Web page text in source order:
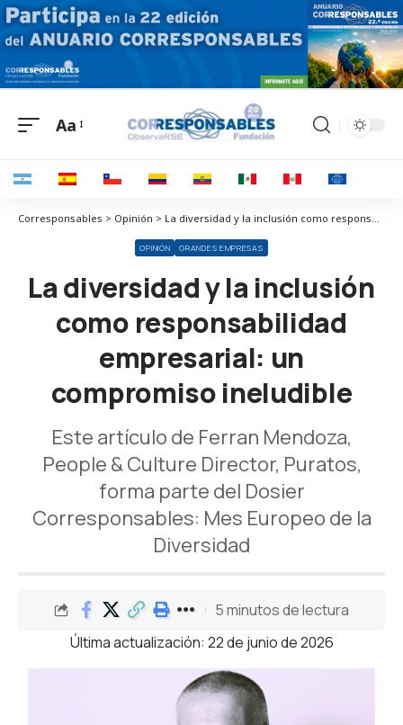
Aa
Corresponsables > Opinión > La diversidad y la inclusión como responsabilidad empresarial: un compromiso ineludible
OPINIÓN GRANDES EMPRESAS
La diversidad y la inclusión
como responsabilidad
empresarial: un
compromiso ineludible
Este artículo de Ferran Mendoza,
People & Culture Director, Puratos,
forma parte del Dosier
Corresponsables: Mes Europeo de la
Diversidad
Última actualización: 22 de junio de 2026
5 minutos de lectura